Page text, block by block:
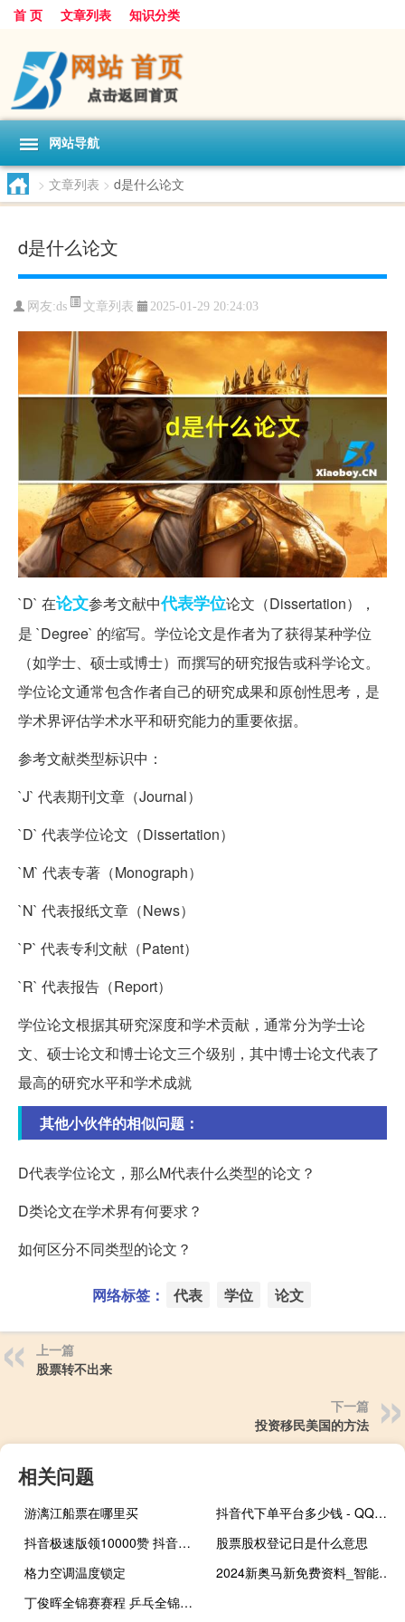
首 页 文章列表 知识分类
网站导航
> 文章列表 > d是什么论文
d是什么论文
网友:ds 文章列表 2025-01-29 20:24:03
`D` 在论文参考文献中代表学位论文（Dissertation），
是 `Degree` 的缩写。学位论文是作者为了获得某种学位
（如学士、硕士或博士）而撰写的研究报告或科学论文。
学位论文通常包含作者自己的研究成果和原创性思考，是
学术界评估学术水平和研究能力的重要依据。
参考文献类型标识中：
`J` 代表期刊文章（Journal）
`D` 代表学位论文（Dissertation）
`M` 代表专著（Monograph）
`N` 代表报纸文章（News）
`P` 代表专利文献（Patent）
`R` 代表报告（Report）
学位论文根据其研究深度和学术贡献，通常分为学士论
文、硕士论文和博士论文三个级别，其中博士论文代表了
最高的研究水平和学术成就
其他小伙伴的相似问题：
D代表学位论文，那么M代表什么类型的论文？
D类论文在学术界有何要求？
如何区分不同类型的论文？
网络标签： 代表 学位 论文
上一篇
股票转不出来
下一篇
投资移民美国的方法
相关问题
游漓江船票在哪里买
抖音代下单平台多少钱 - QQ买访客链接入口
抖音极速版领10000赞 抖音视频领现金(抖音极速版领现金10亿)
股票股权登记日是什么意思
格力空调温度锁定
2024新奥马新免费资料_智能AI深度解析_iPhone版v11.64.989
丁俊晖全锦赛赛程 乒乓全锦赛12日赛程揭晓